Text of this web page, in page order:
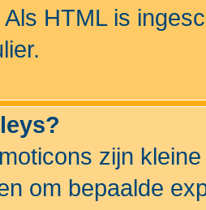
HTML is
zijn
om bepaalde